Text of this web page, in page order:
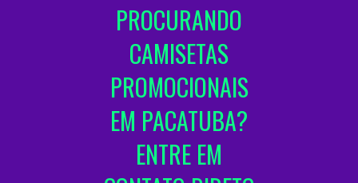
PROCURANDO
CAMISETAS
PROMOCIONAIS
EM PACATUBA?
ENTRE EM